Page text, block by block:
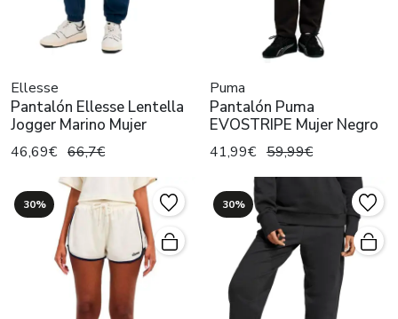
Ellesse
Pantalón Ellesse Lentella
Jogger Marino Mujer
46,69€ 66,7€
Puma
Pantalón Puma
EVOSTRIPE Mujer Negro
41,99€ 59,99€
30% 30%